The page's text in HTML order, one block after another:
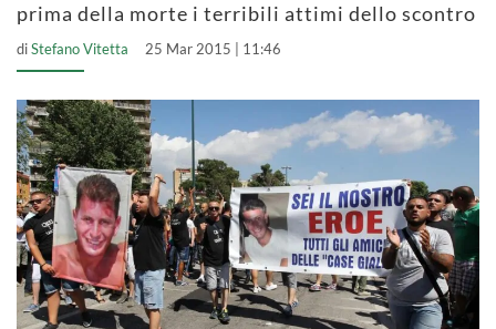
prima della morte i terribili attimi dello scontro
diStefano Vitetta 25 Mar 2015 | 11:46